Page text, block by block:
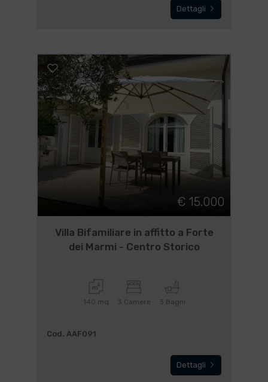
Dettagli
€ 15.000
Villa Bifamiliare in affitto a Forte
dei Marmi - Centro Storico
140 mq 3 Camere 3 Bagni
Cod. AAF091
Dettagli